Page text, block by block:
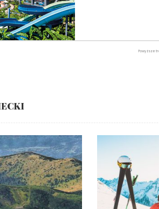
Powyższe